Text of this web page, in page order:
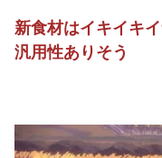
新食材はイキイキ
汎用性ありそう